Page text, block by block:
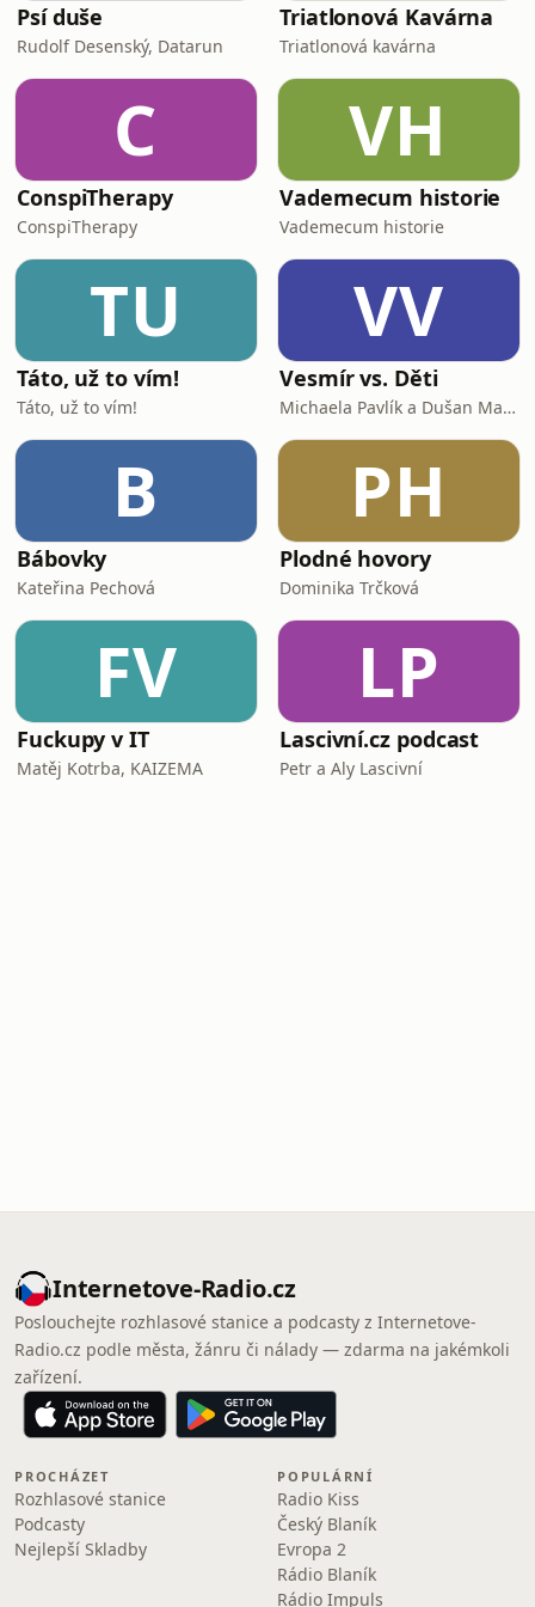
Psí duše
Rudolf Desenský, Datarun
Triatlonová Kavárna
Triatlonová kavárna
C
ConspiTherapy
ConspiTherapy
VH
Vademecum historie
Vademecum historie
TU
Táto, už to vím!
Táto, už to vím!
VV
Vesmír vs. Děti
Michaela Pavlík a Dušan Majer
B
Bábovky
Kateřina Pechová
PH
Plodné hovory
Dominika Trčková
FV
Fuckupy v IT
Matěj Kotrba, KAIZEMA
LP
Lascivní.cz podcast
Petr a Aly Lascivní
Internetove-Radio.cz
Poslouchejte rozhlasové stanice a podcasty z Internetove-
Radio.cz podle města, žánru či nálady — zdarma na jakémkoli
zařízení.
PROCHÁZET
Rozhlasové stanice
Podcasty
Nejlepší Skladby
POPULÁRNÍ
Radio Kiss
Český Blaník
Evropa 2
Rádio Blaník
Rádio Impuls